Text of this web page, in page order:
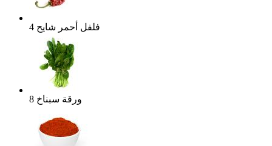
4 فلفل أحمر شايح
8 ورقة سبناخ